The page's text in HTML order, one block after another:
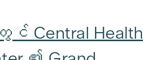
တွင် Central Health